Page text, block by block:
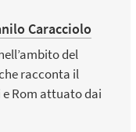
Caracciolo
del
racconta il
Rom attuato dai